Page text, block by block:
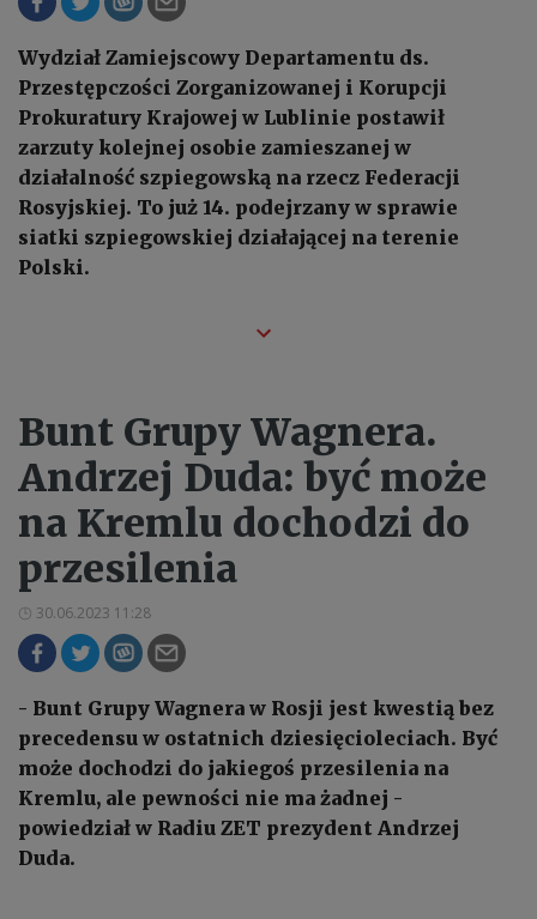
Wydział Zamiejscowy Departamentu ds.
Przestępczości Zorganizowanej i Korupcji
Prokuratury Krajowej w Lublinie postawił
zarzuty kolejnej osobie zamieszanej w
działalność szpiegowską na rzecz Federacji
Rosyjskiej. To już 14. podejrzany w sprawie
siatki szpiegowskiej działającej na terenie
Polski.
Bunt Grupy Wagnera.
Andrzej Duda: być może
na Kremlu dochodzi do
przesilenia
30.06.2023 11:28
- Bunt Grupy Wagnera w Rosji jest kwestią bez
precedensu w ostatnich dziesięcioleciach. Być
może dochodzi do jakiegoś przesilenia na
Kremlu, ale pewności nie ma żadnej -
powiedział w Radiu ZET prezydent Andrzej
Duda.